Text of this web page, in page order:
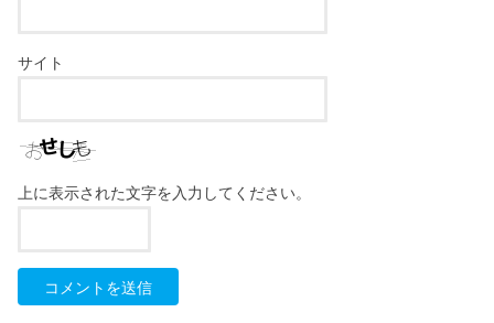
サイト
上に表示された文字を入力してください。